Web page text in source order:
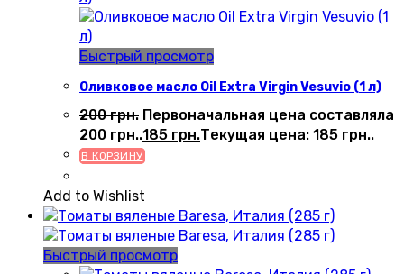
Быстрый просмотр
Оливковое масло Oil Extra Virgin Vesuvio (1 л)
200грн. Первоначальная цена составляла
200 грн..185 грн.Текущая цена: 185 грн..
В КОРЗИНУ
Add to Wishlist
Быстрый просмотр